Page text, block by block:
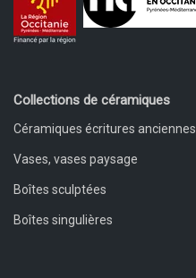
Collections de céramiques
Céramiques écritures anciennes
Vases, vases paysage
Boîtes sculptées
Boîtes singulières